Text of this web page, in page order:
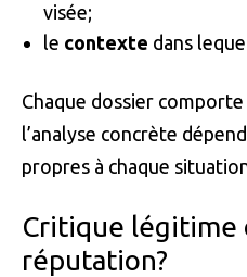
visée;
le contexte dans
Chaque dossier
l’analyse concrète
propres à chaque
Critique légitime
réputation?